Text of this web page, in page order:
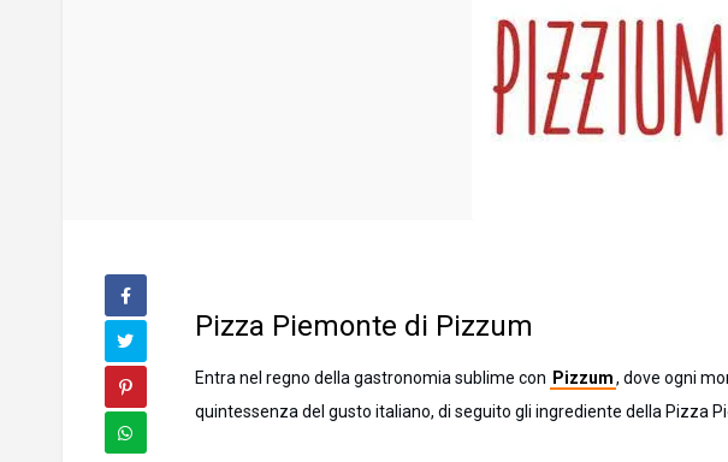
Pizza Piemonte di Pizzum
Entra nel regno della gastronomia sublime con Pizzum, dove ogni
quintessenza del gusto italiano, di seguito gli ingrediente della Pizza